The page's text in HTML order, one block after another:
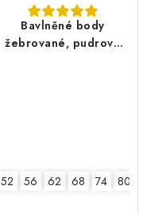
Bavlněné body
žebrované, pudrově
52 56 62 68 74 80